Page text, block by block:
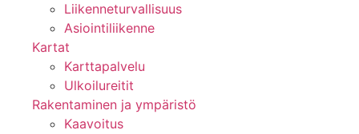
Liikenneturvallisuus
Asiointiliikenne
Kartat
Karttapalvelu
Ulkoilureitit
Rakentaminen ja ympäristö
Kaavoitus